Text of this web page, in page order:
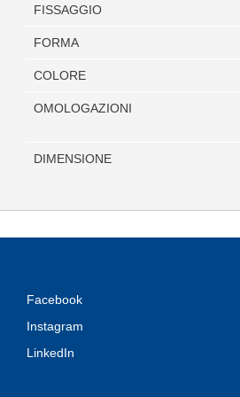
FISSAGGIO
FORMA
COLORE
OMOLOGAZIONI
DIMENSIONE
Facebook
Instagram
LinkedIn